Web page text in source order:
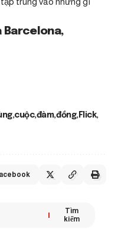
cuộc đàm đồng Flick
Tìm
kiếm